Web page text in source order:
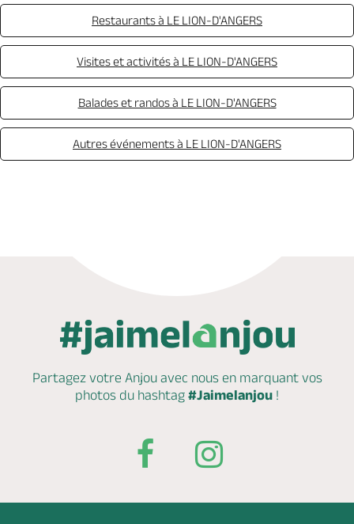
Restaurants à LE LION-D'ANGERS
Visites et activités à LE LION-D'ANGERS
Balades et randos à LE LION-D'ANGERS
Autres événements à LE LION-D'ANGERS
Partagez votre Anjou avec nous en marquantvos
photos du hashtag #Jaimelanjou !